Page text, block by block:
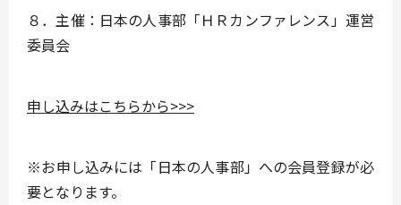
８．主催：日本の人事部「ＨＲカンファレンス」運営
委員会
申し込みはこちらから>>>
​※お申し込みには「日本の人事部」への会員登録が必
要となります。